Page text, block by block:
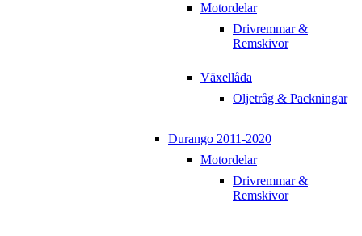
Motordelar
Drivremmar &
Remskivor
Växellåda
Oljetråg & Packningar
Durango 2011-2020
Motordelar
Drivremmar &
Remskivor